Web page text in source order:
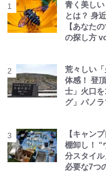
青く美し
とは？ 身
【あなた
の探し方
荒々しい
体感！ 登
士」火口
グ」パノラ
【キャン
棚卸し！ “
分スタイ
必要な7つ